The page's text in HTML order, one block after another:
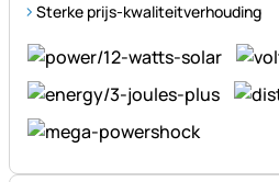
Sterke prijs-kwaliteitverhouding